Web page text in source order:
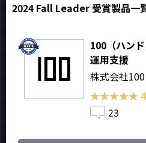
2024 Fall Leader 受賞製品一
100（ハン
運用支援
株式会社100
★★★★★
★★★★★
23